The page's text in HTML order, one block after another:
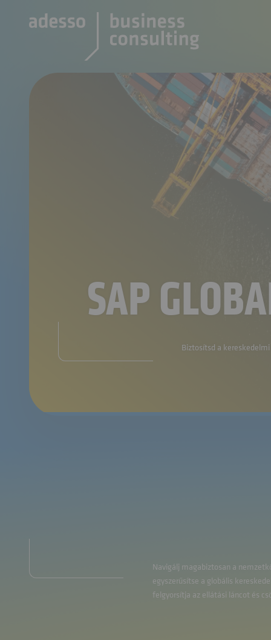
SAP
Biztosítsd a
Navigálj magabiztosan a
egyszerűsítse a globális
felgyorsítja az ellátási láncot és